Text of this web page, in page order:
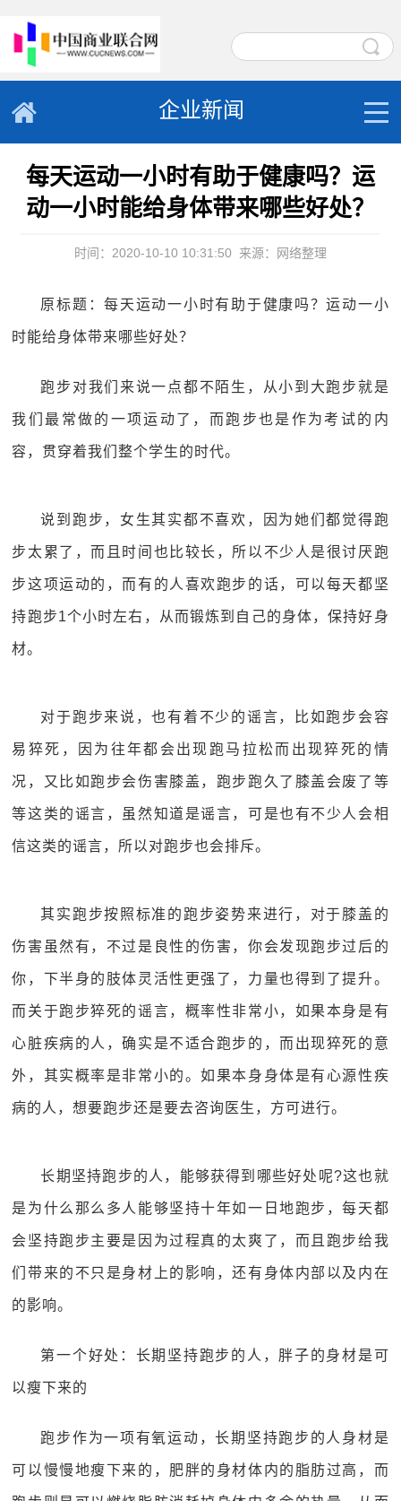
企业新闻
每天运动一小时有助于健康吗？运
动一小时能给身体带来哪些好处？
时间：2020-10-10 10:31:50 来源：网络整理
原标题：每天运动一小时有助于健康吗？运动一小
时能给身体带来哪些好处？
跑步对我们来说一点都不陌生，从小到大跑步就是
我们最常做的一项运动了，而跑步也是作为考试的内
容，贯穿着我们整个学生的时代。
说到跑步，女生其实都不喜欢，因为她们都觉得跑
步太累了，而且时间也比较长，所以不少人是很讨厌跑
步这项运动的，而有的人喜欢跑步的话，可以每天都坚
持跑步1个小时左右，从而锻炼到自己的身体，保持好身
材。
对于跑步来说，也有着不少的谣言，比如跑步会容
易猝死，因为往年都会出现跑马拉松而出现猝死的情
况，又比如跑步会伤害膝盖，跑步跑久了膝盖会废了等
等这类的谣言，虽然知道是谣言，可是也有不少人会相
信这类的谣言，所以对跑步也会排斥。
其实跑步按照标准的跑步姿势来进行，对于膝盖的
伤害虽然有，不过是良性的伤害，你会发现跑步过后的
你，下半身的肢体灵活性更强了，力量也得到了提升。
而关于跑步猝死的谣言，概率性非常小，如果本身是有
心脏疾病的人，确实是不适合跑步的，而出现猝死的意
外，其实概率是非常小的。如果本身身体是有心源性疾
病的人，想要跑步还是要去咨询医生，方可进行。
长期坚持跑步的人，能够获得到哪些好处呢?这也就
是为什么那么多人能够坚持十年如一日地跑步，每天都
会坚持跑步主要是因为过程真的太爽了，而且跑步给我
们带来的不只是身材上的影响，还有身体内部以及内在
的影响。
第一个好处：长期坚持跑步的人，胖子的身材是可
以瘦下来的
跑步作为一项有氧运动，长期坚持跑步的人身材是
可以慢慢地瘦下来的，肥胖的身材体内的脂肪过高，而